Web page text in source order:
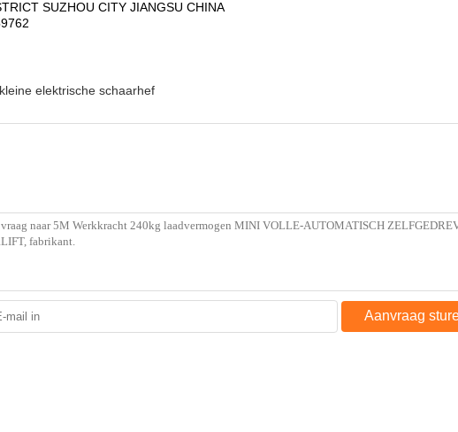
SUZHOU CITY JIANGSU CHINA
kleine elektrische schaarhef
Aanvraag